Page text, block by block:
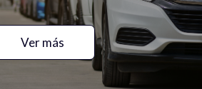
Ver más